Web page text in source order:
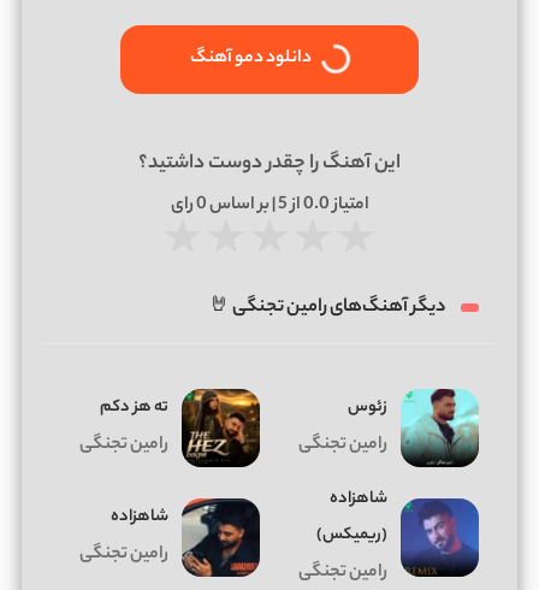
دانلود دمو آهنگ
این آهنگ را چقدر دوست داشتید؟
امتیاز0.0از 5 | بر اساس 0رای
دیگر آهنگ‌های رامین تجنگی 🤘
زئوس
رامین تجنگی
ته هز دکم
رامین تجنگی
شاهزاده
(ریمیکس)
رامین تجنگی
شاهزاده
رامین تجنگی